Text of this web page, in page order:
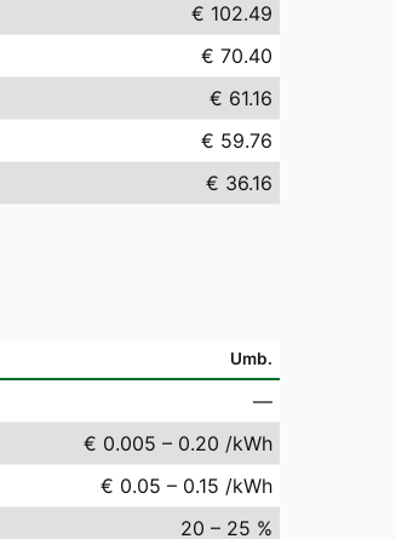
€ 102.49
€ 70.40
€ 61.16
€ 59.76
€ 36.16
Umb.
—
€ 0.005 – 0.20 /kWh
€ 0.05 – 0.15 /kWh
20 – 25 %